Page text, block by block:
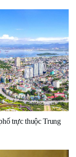
trực thuộc Trung